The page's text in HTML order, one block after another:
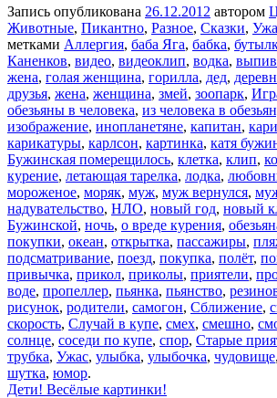
Запись опубликована 26.12.2012 автором
Животные, Пикантно, Разное, Сказки,
метками Аллергия, баба Яга, бабка,
Каненков, видео, видеоклип, водка,
жена, голая женщина, горилла, дед,
друзья, жена, женщина, змей, зоопарк,
обезьяны в человека, из человека в
изображение, инопланетяне, капитан,
карикатуры, карлсон, картинка, катя
Бужинская померещилось, клетка, клип,
курение, летающая тарелка, лодка,
мороженое, моряк, муж, муж вернулся,
надувательство, НЛО, новый год, новый
Бужинской, ночь, о вреде курения,
покупки, океан, открытка, пассажиры,
подсматривание, поезд, покупка, полёт,
привычка, прикол, приколы, приятели,
воде, пропеллер, пьянка, пьянство,
рисунок, родители, самогон, Сближение,
скорость, Случай в купе, смех, смешно,
солнце, соседи по купе, спор, Старые
трубка, Ужас, улыбка, улыбочка, чудовище,
шутка, юмор.
Дети! Весёлые картинки!